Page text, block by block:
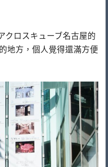
クロスキューブ名古屋的
地方，個人覺得還滿方便